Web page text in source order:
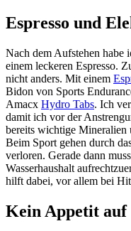
Espresso und
Nach dem Aufstehen habe
einem leckeren Espresso.
nicht anders. Mit einem
Bidon von Sports
Amacx Hydro Tabs. Ich
damit ich vor der
bereits wichtige Mineralien
Beim Sport gehen durch
verloren. Gerade dann
Wasserhaushalt
hilft dabei, vor allem bei
Kein Appetit auf